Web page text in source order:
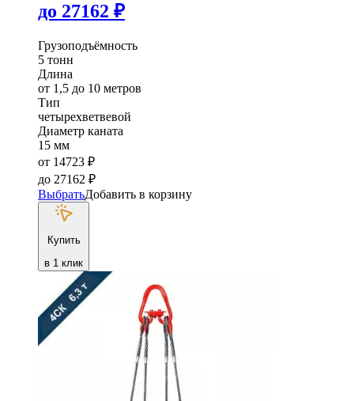
до 27162 ₽
Грузоподъёмность
5 тонн
Длина
от 1,5 до 10 метров
Тип
четырехветвевой
Диаметр каната
15 мм
от 14723 ₽
до 27162 ₽
ВыбратьДобавить в корзину
Купить
в 1 клик